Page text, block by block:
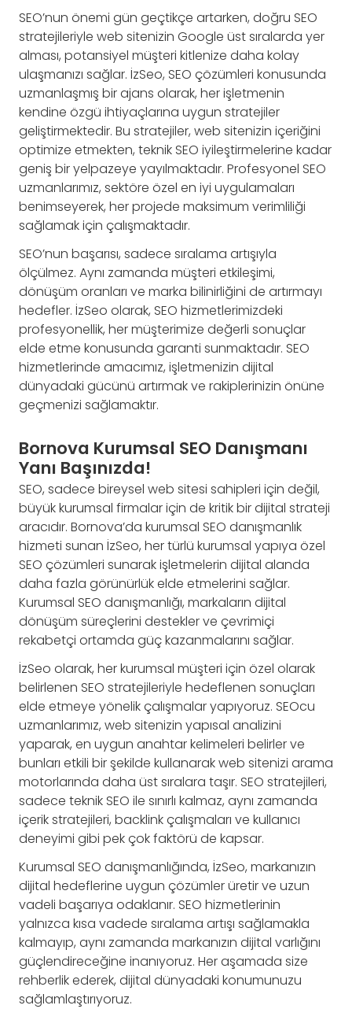
SEO’nun önemi gün geçtikçe artarken, doğru SEO
stratejileriyle web sitenizin Google üst sıralarda yer
alması, potansiyel müşteri kitlenize daha kolay
ulaşmanızı sağlar. İzSeo, SEO çözümleri konusunda
uzmanlaşmış bir ajans olarak, her işletmenin
kendine özgü ihtiyaçlarına uygun stratejiler
geliştirmektedir. Bu stratejiler, web sitenizin içeriğini
optimize etmekten, teknik SEO iyileştirmelerine kadar
geniş bir yelpazeye yayılmaktadır. Profesyonel SEO
uzmanlarımız, sektöre özel en iyi uygulamaları
benimseyerek, her projede maksimum verimliliği
sağlamak için çalışmaktadır.
SEO’nun başarısı, sadece sıralama artışıyla
ölçülmez. Aynı zamanda müşteri etkileşimi,
dönüşüm oranları ve marka bilinirliğini de artırmayı
hedefler. İzSeo olarak, SEO hizmetlerimizdeki
profesyonellik, her müşterimize değerli sonuçlar
elde etme konusunda garanti sunmaktadır. SEO
hizmetlerinde amacımız, işletmenizin dijital
dünyadaki gücünü artırmak ve rakiplerinizin önüne
geçmenizi sağlamaktır.
Bornova Kurumsal SEO Danışmanı
Yanı Başınızda!
SEO, sadece bireysel web sitesi sahipleri için değil,
büyük kurumsal firmalar için de kritik bir dijital strateji
aracıdır. Bornova’da kurumsal SEO danışmanlık
hizmeti sunan İzSeo, her türlü kurumsal yapıya özel
SEO çözümleri sunarak işletmelerin dijital alanda
daha fazla görünürlük elde etmelerini sağlar.
Kurumsal SEO danışmanlığı, markaların dijital
dönüşüm süreçlerini destekler ve çevrimiçi
rekabetçi ortamda güç kazanmalarını sağlar.
İzSeo olarak, her kurumsal müşteri için özel olarak
belirlenen SEO stratejileriyle hedeflenen sonuçları
elde etmeye yönelik çalışmalar yapıyoruz. SEOcu
uzmanlarımız, web sitenizin yapısal analizini
yaparak, en uygun anahtar kelimeleri belirler ve
bunları etkili bir şekilde kullanarak web sitenizi arama
motorlarında daha üst sıralara taşır. SEO stratejileri,
sadece teknik SEO ile sınırlı kalmaz, aynı zamanda
içerik stratejileri, backlink çalışmaları ve kullanıcı
deneyimi gibi pek çok faktörü de kapsar.
Kurumsal SEO danışmanlığında, İzSeo, markanızın
dijital hedeflerine uygun çözümler üretir ve uzun
vadeli başarıya odaklanır. SEO hizmetlerinin
yalnızca kısa vadede sıralama artışı sağlamakla
kalmayıp, aynı zamanda markanızın dijital varlığını
güçlendireceğine inanıyoruz. Her aşamada size
rehberlik ederek, dijital dünyadaki konumunuzu
sağlamlaştırıyoruz.